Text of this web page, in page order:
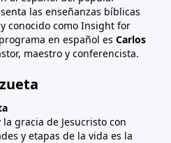
las enseñanzas bíblicas
y conocido como Insight for
en español es Carlos
maestro y conferencista.
gracia de Jesucristo con
y etapas de la vida es la